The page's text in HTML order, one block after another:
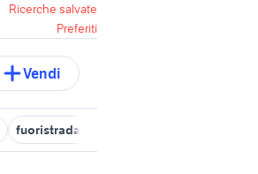
Ricerche salvate
Preferiti
Vendi
fuoristrada 4x4 auto Liguria